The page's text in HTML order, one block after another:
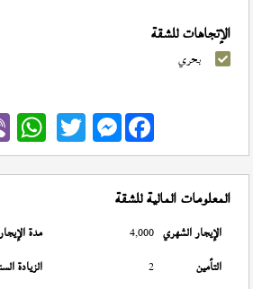
الإتجاهات للشقة
بحري
Messenger
المعلومات المالية للشقة
الإيجار الشهري 4,000 مدة الإيجار
التأمين
2 الزيادة